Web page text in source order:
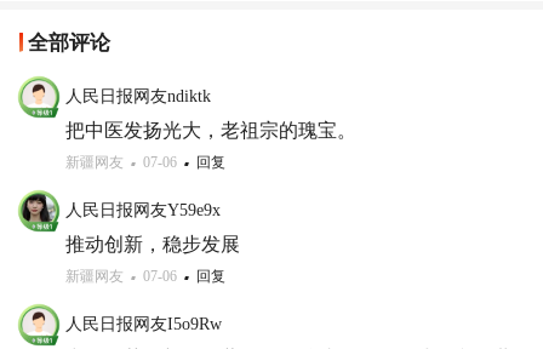
全部评论
人民日报网友ndiktk
把中医发扬光大，老祖宗的瑰宝。
新疆网友 07-06 回复
人民日报网友Y59e9x
推动创新，稳步发展
新疆网友 07-06 回复
人民日报网友I5o9Rw